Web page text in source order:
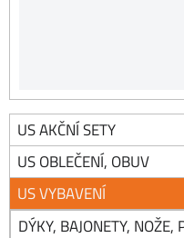
US AKČNÍ SETY
US OBLEČENÍ, OBUV
US VYBAVENÍ
DÝKY, BAJONETY,